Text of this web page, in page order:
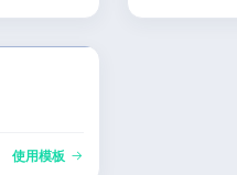
使用模板